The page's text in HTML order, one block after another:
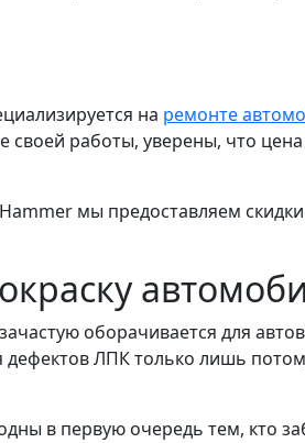
на ремонте
работы, уверены, что
мы предоставляем
оборачивается для
дефектов ЛПК только лишь
в первую очередь тем, кто